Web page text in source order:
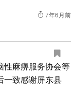
7年6月前
性麻痹服务协会等
一致感谢屏东县